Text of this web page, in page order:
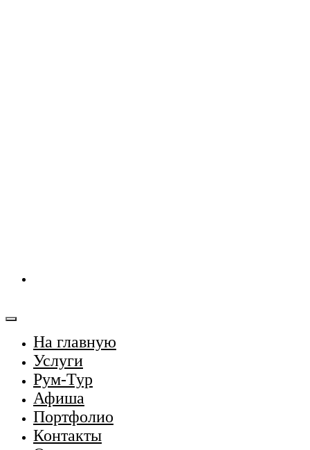
На главную
Услуги
Рум-Тур
Афиша
Портфолио
Контакты